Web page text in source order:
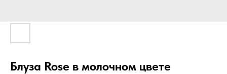
Блуза Rose в молочном цвете